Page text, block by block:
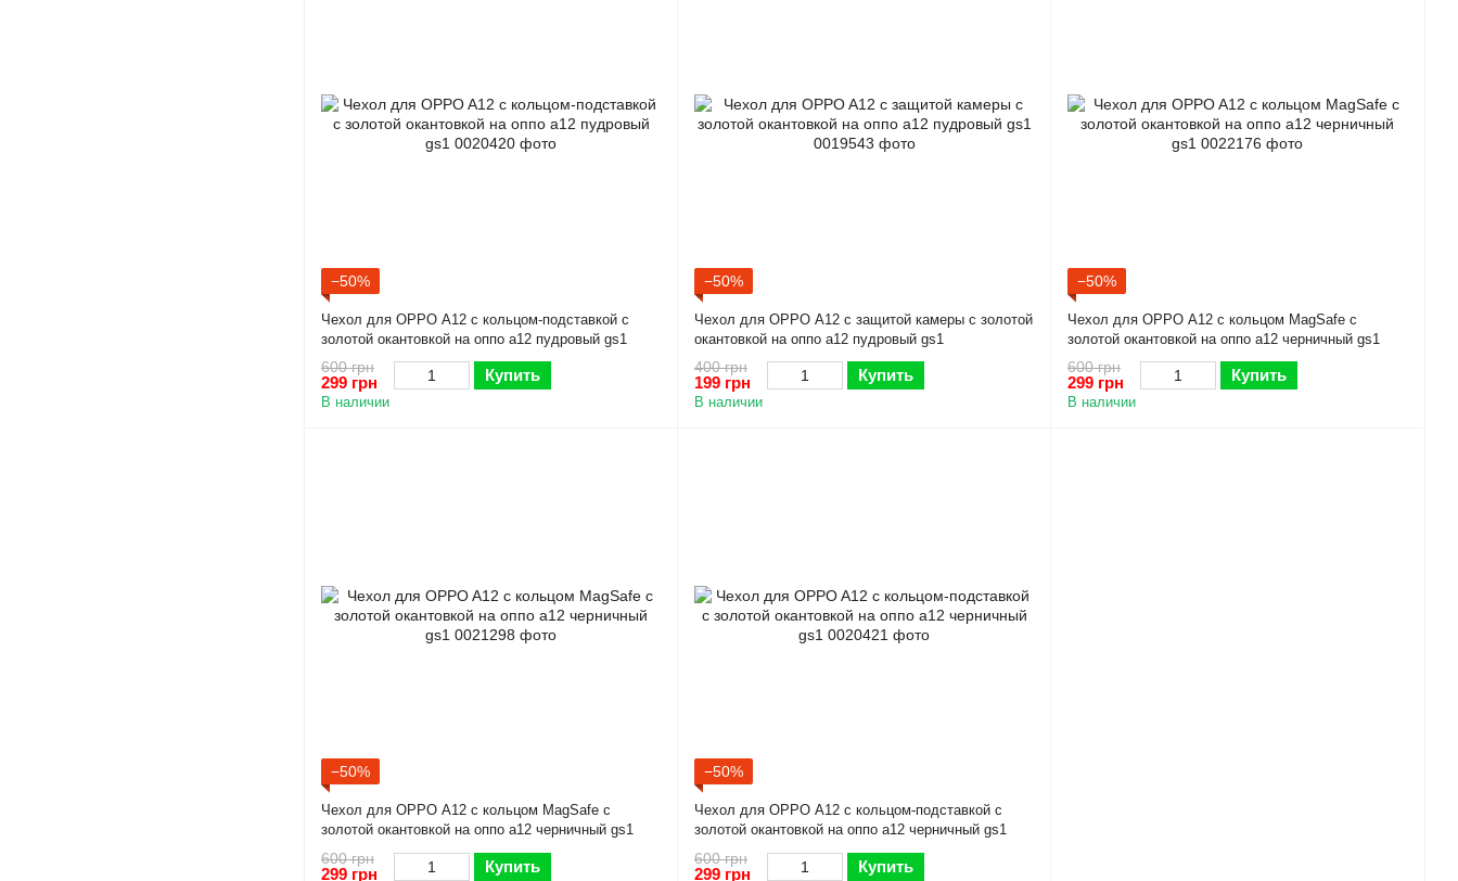
−50%
Чехол для OPPO A12 с кольцом-подставкой с
золотой окантовкой на оппо а12 пудровый gs1
600 грн
299 грн Купить
В наличии
−50%
Чехол для OPPO A12 с защитой камеры с золотой
окантовкой на оппо а12 пудровый gs1
400 грн
199 грн Купить
В наличии
−50%
Чехол для OPPO A12 с кольцом MagSafe с
золотой окантовкой на оппо а12 черничный gs1
600 грн
299 грн Купить
В наличии
−50%
Чехол для OPPO A12 с кольцом MagSafe с
золотой окантовкой на оппо а12 черничный gs1
600 грн
299 грн Купить
−50%
Чехол для OPPO A12 с кольцом-подставкой с
золотой окантовкой на оппо а12 черничный gs1
600 грн
299 грн Купить